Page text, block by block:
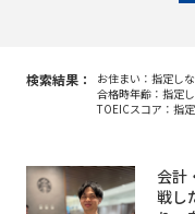
検索結果： お住まい：指定し
合格時年齢：指定
TOEICスコア：指
会計
戦し